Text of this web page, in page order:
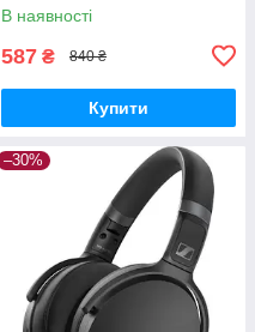
В наявності
587 ₴ 840 ₴
Купити
–30%